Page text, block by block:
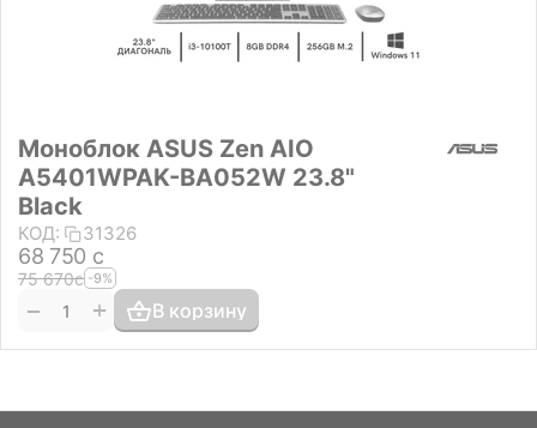
Моноблок ASUS Zen AIO
A5401WPAK-BA052W 23.8"
Black
КОД: 31326
68 750 с
75 670с -9%
+
− В корзину